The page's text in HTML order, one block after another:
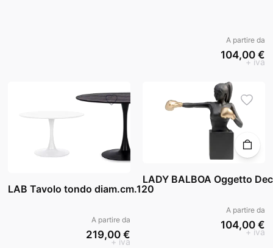
A partire da
104,00 €
+ iva
LAB Tavolo tondo diam.cm.120
A partire da
219,00 €
+ iva
LADY BALBOA Oggetto
A partire da
104,00 €
+ iva